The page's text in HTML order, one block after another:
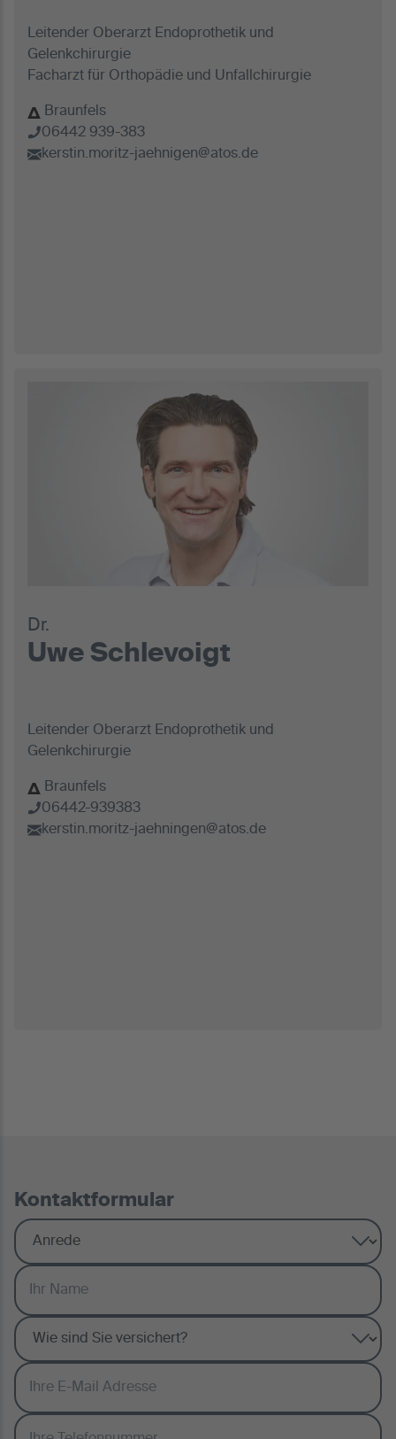
Leitender Oberarzt Endoprothetik und
Gelenkchirurgie
Facharzt für Orthopädie und Unfallchirurgie
Braunfels
06442 939-383
kerstin.moritz-jaehnigen@atos.de
Dr.
Uwe Schlevoigt
Leitender Oberarzt Endoprothetik und
Gelenkchirurgie
Braunfels
06442-939383
kerstin.moritz-jaehningen@atos.de
Kontaktformular